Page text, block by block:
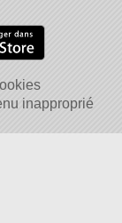
inapproprié